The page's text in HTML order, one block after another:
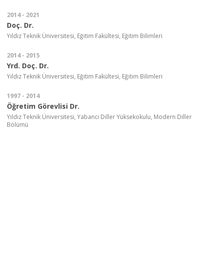
2014 - 2021
Doç. Dr.
Yıldız Teknik Üniversitesi, Eğitim Fakültesi, Eğitim Bilimleri
2014 - 2015
Yrd. Doç. Dr.
Yıldız Teknik Üniversitesi, Eğitim Fakültesi, Eğitim Bilimleri
1997 - 2014
Öğretim Görevlisi Dr.
Yıldız Teknik Üniversitesi, Yabancı Diller Yüksekokulu, Modern Diller
Bölümü